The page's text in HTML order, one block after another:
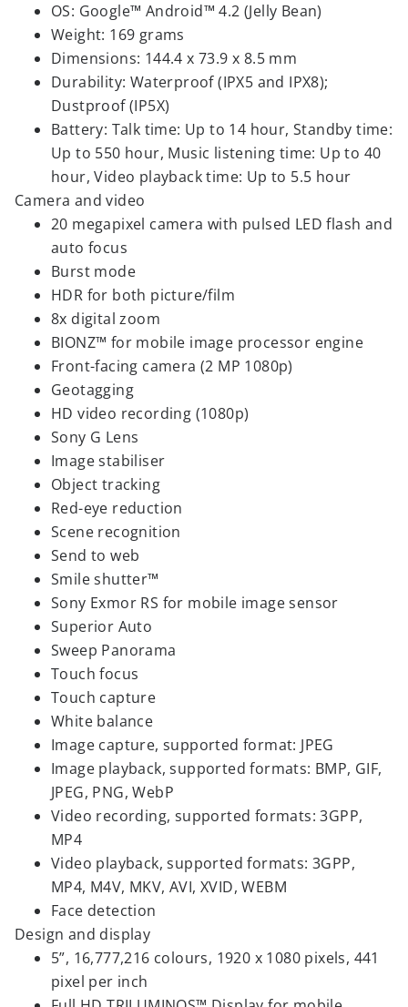
OS: Google™ Android™ 4.2 (Jelly Bean)
Weight: 169 grams
Dimensions: 144.4 x 73.9 x 8.5 mm
Durability: Waterproof (IPX5 and IPX8);
Dustproof (IP5X)
Battery: Talk time: Up to 14 hour, Standby time:
Up to 550 hour, Music listening time: Up to 40
hour, Video playback time: Up to 5.5 hour
Camera and video
20 megapixel camera with pulsed LED flash and
auto focus
Burst mode
HDR for both picture/film
8x digital zoom
BIONZ™ for mobile image processor engine
Front-facing camera (2 MP 1080p)
Geotagging
HD video recording (1080p)
Sony G Lens
Image stabiliser
Object tracking
Red-eye reduction
Scene recognition
Send to web
Smile shutter™
Sony Exmor RS for mobile image sensor
Superior Auto
Sweep Panorama
Touch focus
Touch capture
White balance
Image capture, supported format: JPEG
Image playback, supported formats: BMP, GIF,
JPEG, PNG, WebP
Video recording, supported formats: 3GPP,
MP4
Video playback, supported formats: 3GPP,
MP4, M4V, MKV, AVI, XVID, WEBM
Face detection
Design and display
5”, 16,777,216 colours, 1920 x 1080 pixels, 441
pixel per inch